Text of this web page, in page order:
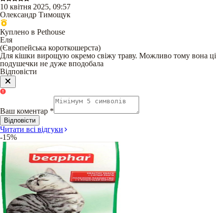
10 квітня 2025, 09:57
Олександр Тимощук
Куплено в Pethouse
Еля
(Європейська короткошерста)
Для кішки вирощую окремо свіжу траву. Можливо тому вона ці
подушечки не дуже вподобала
Відповісти
Ваш коментар *
Відповісти
Читати всі відгуки
-15%